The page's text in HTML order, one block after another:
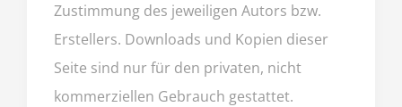
Zustimmung des jeweiligen Autors bzw.
Erstellers. Downloads und Kopien dieser
Seite sind nur für den privaten, nicht
kommerziellen Gebrauch gestattet.